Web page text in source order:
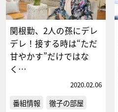
関根勤、2人の孫にデレ
デレ！接する時は“ただ
甘やかす”だけではな
く…
2020.02.06
番組情報 徹子の部屋